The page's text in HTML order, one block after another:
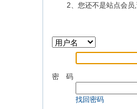
2、您还不是站点会员
密 码
找回密码